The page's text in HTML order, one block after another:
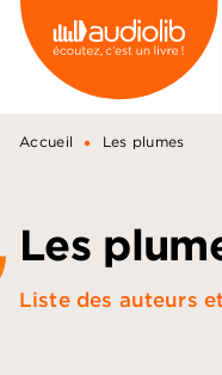
MENU
PIED DE PAGE
Accueil • Les plumes
Les
Liste des auteurs